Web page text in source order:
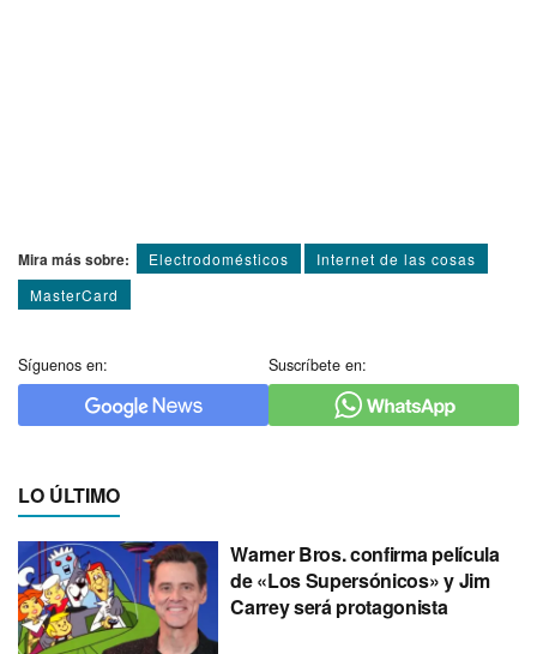
Mira más sobre: Electrodomésticos
Internet de las cosas
MasterCard
Síguenos en: Suscríbete en:
LO ÚLTIMO
Warner Bros. confirma película
de «Los Supersónicos» y Jim
Carrey será protagonista